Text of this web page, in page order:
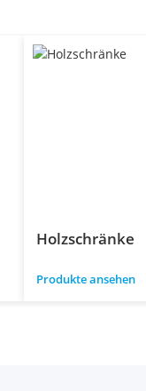
Holzschränke
Produkte ansehen